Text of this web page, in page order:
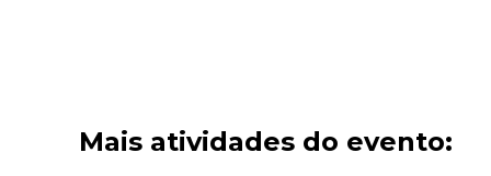
Mais atividades do evento: